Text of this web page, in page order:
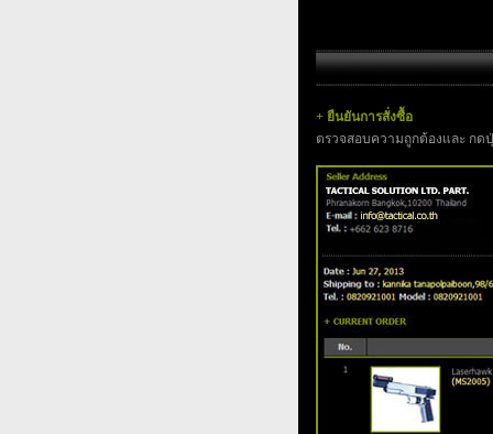
+ ยืนยันการสั่งซื้อ
ตรวจสอบความถูกต้องและ กดปุ่